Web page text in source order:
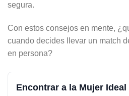
segura.
Con estos consejos en mente,
cuando decides llevar un match
en persona?
Encontrar a la Mujer Ideal